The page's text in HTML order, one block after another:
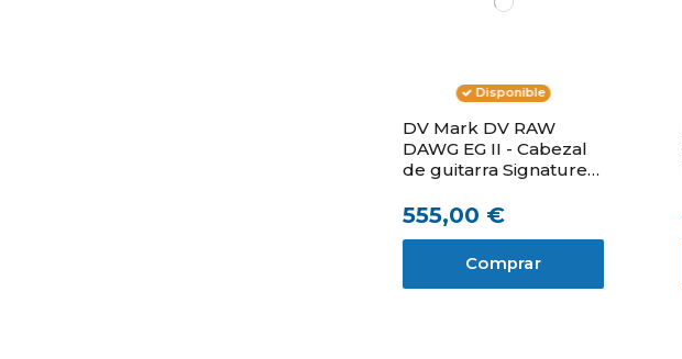
Disponible
DV Mark DV RAW
DAWG EG II - Cabezal
de guitarra Signature
555,00 €
Comprar